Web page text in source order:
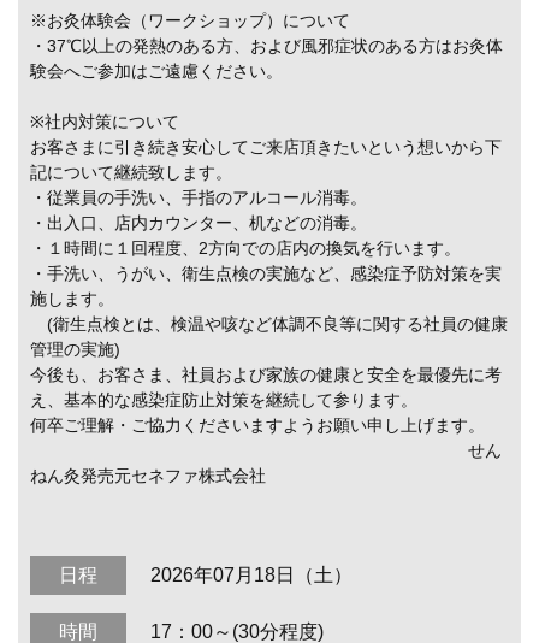
※お灸体験会（ワークショップ）について
・37℃以上の発熱のある方、および風邪症状のある方はお灸体
験会へご参加はご遠慮ください。
※社内対策について
お客さまに引き続き安心してご来店頂きたいという想いから下
記について継続致します。
・従業員の手洗い、手指のアルコール消毒。
・出入口、店内カウンター、机などの消毒。
・１時間に１回程度、2方向での店内の換気を行います。
・手洗い、うがい、衛生点検の実施など、感染症予防対策を実
施します。
(衛生点検とは、検温や咳など体調不良等に関する社員の健康
管理の実施)
今後も、お客さま、社員および家族の健康と安全を最優先に考
え、基本的な感染症防止対策を継続して参ります。
何卒ご理解・ご協力くださいますようお願い申し上げます。
せん
ねん灸発売元セネファ株式会社
日程 2026年07月18日（土）
時間 17：00～(30分程度)